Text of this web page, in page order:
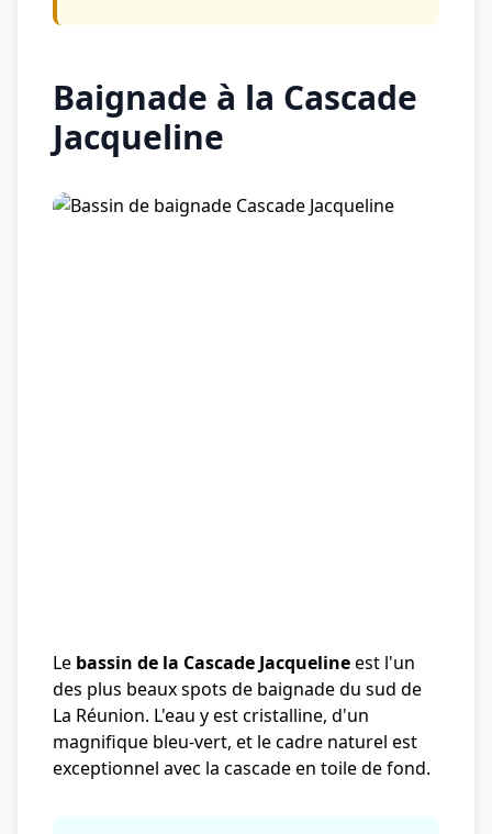
Baignade à la Cascade
Jacqueline
Le bassin de la Cascade Jacquelineest l'un
des plus beaux spots de baignade du sud de
La Réunion. L'eau y est cristalline, d'un
magnifique bleu-vert, et le cadre naturel est
exceptionnel avec la cascade en toile de fond.